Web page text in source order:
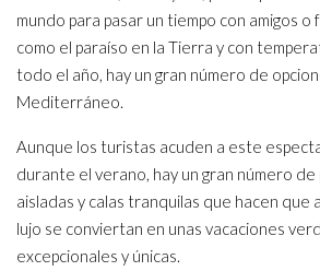
mundo para pasar un tiempo con amigos o
como el paraíso en la Tierra y con
todo el año, hay un gran número de
Mediterráneo.
Aunque los turistas acuden a este
durante el verano, hay un gran número de
aisladas y calas tranquilas que hacen que
lujo se conviertan en unas vacaciones
excepcionales y únicas.